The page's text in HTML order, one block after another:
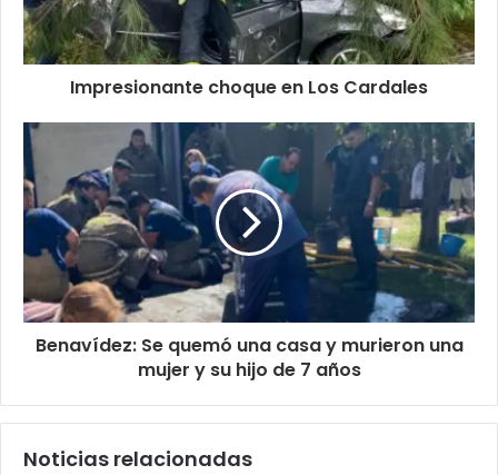
Impresionante choque en Los Cardales
Benavídez: Se quemó una casa y murieron una
mujer y su hijo de 7 años
Noticias relacionadas